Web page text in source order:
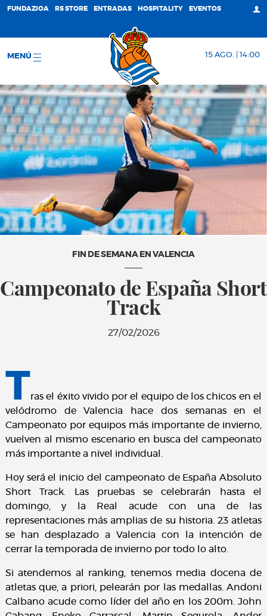
FUNDAZIOA RS STORE ENTRADAS HOSPITALITY EVENTOS
MENÚ 15 AGO. | 14:00
FIN DE SEMANA EN VALENCIA
Campeonato de España Short
Track
27/02/2026
Tras el éxito vivido por el equipo de los chicos en el
velódromo de Valencia hace dos semanas en el
Campeonato por equipos más importante de invierno,
vuelven al mismo escenario en busca del campeonato
más importante a nivel individual.
Hoy será el inicio del campeonato de España Absoluto
Short Track. Las pruebas se celebrarán hasta el
domingo, y la Real acude con una de las
representaciones más amplias de su historia. 23 atletas
se han desplazado a Valencia con la intención de
cerrar la temporada de invierno por todo lo alto.
Si atendemos al ranking, tenemos media docena de
atletas que, a priori, pelearán por las medallas. Andoni
Calbano acude como líder del año en los 200m. John